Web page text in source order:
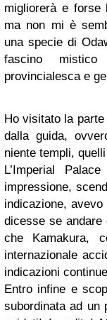
migliorerà e forse
ma non mi è
una specie di
fascino
provincialesca e
Ho visitato la parte
dalla guida,
niente templi,
L’Imperial
impressione,
indicazione,
dicesse se andare
che Kamakura,
internazionale
indicazioni
Entro infine e
subordinata ad un